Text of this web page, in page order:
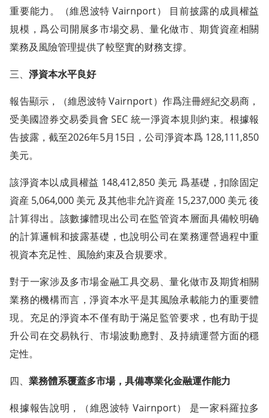
重要能力。（維恩波特 Vairnport） 目前披露的成員權益
規模，爲公司開展多市場交易、量化做市、期貨資産相關
業務及風險管理提供了較堅實的财務支撐。
三、淨資本水平良好
報告顯示，（維恩波特 Vairnport）作爲注冊經紀交易商，
受美國證券交易委員會 SEC 統一淨資本規則約束。根據報
告披露，截至2026年5月15日，公司淨資本爲 128,111,850
美元。
該淨資本以成員權益 148,412,850 美元 爲基礎，扣除固定
資産 5,064,000 美元 及其他非允許資産 15,237,000 美元 後
計算得出。該數據體現出公司在監管資本層面具備較明确
的計算邏輯和披露基礎，也說明公司在業務運營過程中重
視資本充足性、風險約束及合規要求。
對于一家涉及多市場金融工具交易、量化做市及期貨相關
業務的機構而言，淨資本水平是其風險承載能力的重要體
現。充足的淨資本不僅有助于滿足監管要求，也有助于提
升公司在交易執行、市場波動應對、及持續運營方面的穩
定性。
四、業務體系覆蓋多市場，具備專業化金融運作能力
根據報告說明，（維恩波特 Vairnport） 是一家科羅拉多